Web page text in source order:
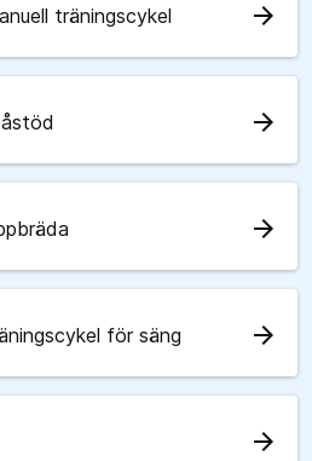
träningscykel arrow_forward
arrow_forward
arrow_forward
för säng arrow_forward
arrow_forward